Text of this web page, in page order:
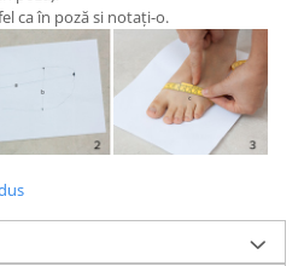
ca în poză si notați-o.